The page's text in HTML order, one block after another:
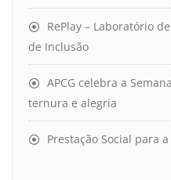
RePlay – Laboratório
de Inclusão
APCG celebra a
ternura e alegria
Prestação Social para